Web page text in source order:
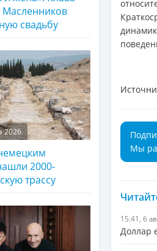
Мы
15:41, 6
Доллар
свадьбу
2026
2000-
трассу